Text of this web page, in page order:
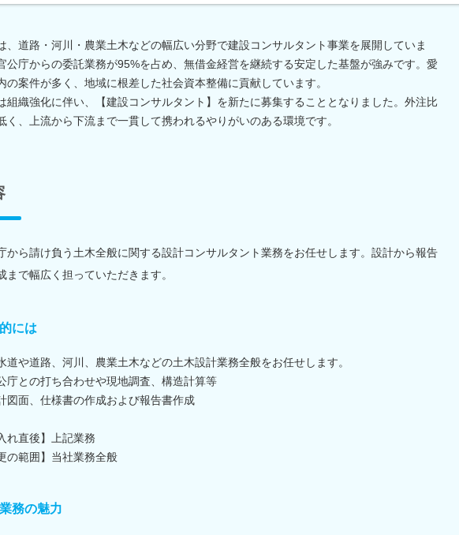
、道路・河川・農業土木などの幅広い分野で建設コンサルタント事業を展開していま
公庁からの委託業務が95%を占め、無借金経営を継続する安定した基盤が強みです。愛
の案件が多く、地域に根差した社会資本整備に貢献しています。
組織強化に伴い、【建設コンサルタント】を新たに募集することとなりました。外注比
く、上流から下流まで一貫して携われるやりがいのある環境です。
から請け負う土木全般に関する設計コンサルタント業務をお任せします。設計から報告
まで幅広く担っていただきます。
には
道や道路、河川、農業土木などの土木設計業務全般をお任せします。
庁との打ち合わせや現地調査、構造計算等
図面、仕様書の作成および報告書作成
れ直後】上記業務
の範囲】当社業務全般
務の魅力